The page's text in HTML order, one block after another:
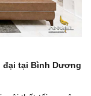
đại tại Bình Dương